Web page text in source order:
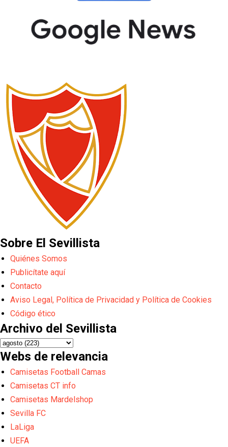
Sobre El Sevillista
Quiénes Somos
Publicítate aquí
Contacto
Aviso Legal, Política de Privacidad y Política de Cookies
Código ético
Archivo del Sevillista
Webs de relevancia
Camisetas Football Camas
Camisetas CT info
Camisetas Mardelshop
Sevilla FC
LaLiga
UEFA